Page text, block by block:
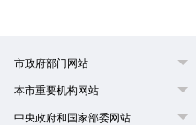
市政府部门网站
本市重要机构网站
中央政府和国家部委网站